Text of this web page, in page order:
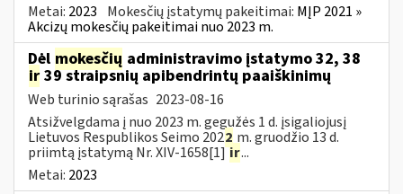
Metai: 2023 Mokesčių įstatymų pakeitimai: MĮP 2021 »
Akcizų mokesčių pakeitimai nuo 2023 m.
Dėl mokesčių administravimo įstatymo 32, 38
ir 39 straipsnių apibendrintų paaiškinimų
Web turinio sąrašas 2023-08-16
Atsižvelgdama į nuo 2023 m. gegužės 1 d. įsigaliojusį
Lietuvos Respublikos Seimo 2022 m. gruodžio 13 d.
priimtą įstatymą Nr. XIV-1658[1]ir...
Metai: 2023